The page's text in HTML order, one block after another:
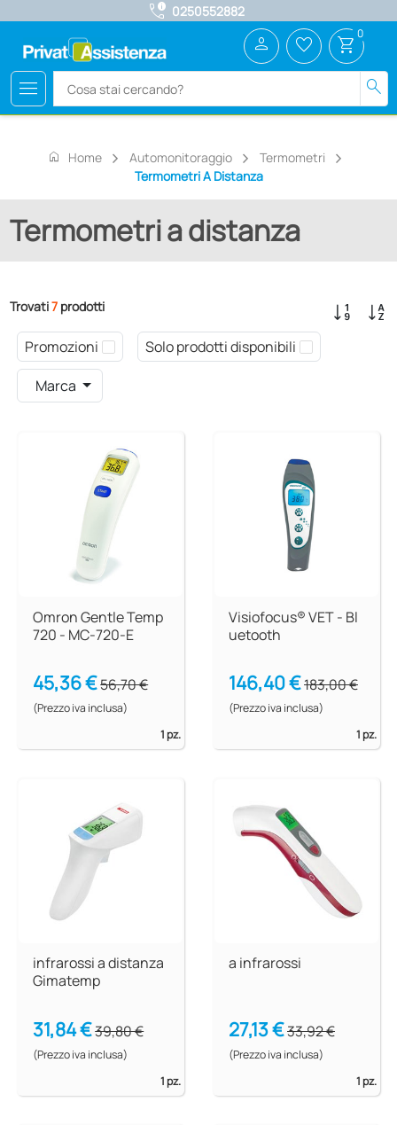
call_quality 0250552882
menu search
person favorite_border shopping_cart 0
home Home Automonitoraggio
Termometri
Termometri A Distanza
Termometri a distanza
Trovati7 prodotti
Promozioni
Solo prodotti disponibili
Marca
Omron Gentle Temp
720 - MC-720-E
45,36 €56,70 €
(Prezzo iva inclusa)
1 pz.
Visiofocus® VET - Bl
uetooth
146,40 €183,00 €
(Prezzo iva inclusa)
1 pz.
infrarossi a distanza
Gimatemp
31,84 €39,80 €
(Prezzo iva inclusa)
1 pz.
a infrarossi
27,13 €33,92 €
(Prezzo iva inclusa)
1 pz.